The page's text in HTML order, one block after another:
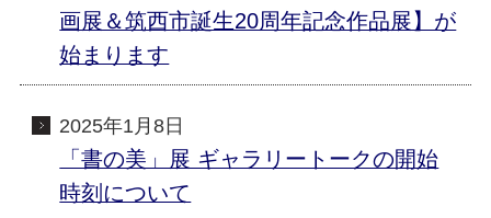
画展＆筑西市誕生20周年記念作品展】が
始まります
2025年1月8日
「書の美」展 ギャラリートークの開始
時刻について